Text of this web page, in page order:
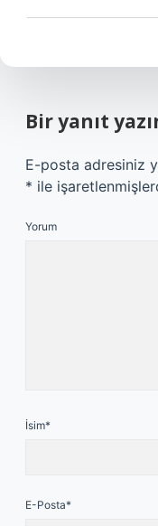
Bir yanıt
E-posta adresiniz
* ile
Yorum
İsim*
E-Posta*